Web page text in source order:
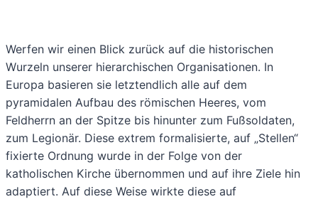
Werfen wir einen Blick zurück auf die historischen
Wurzeln unserer hierarchischen Organisationen. In
Europa basieren sie letztendlich alle auf dem
pyramidalen Aufbau des römischen Heeres, vom
Feldherrn an der Spitze bis hinunter zum Fußsoldaten,
zum Legionär. Diese extrem formalisierte, auf „Stellen“
fixierte Ordnung wurde in der Folge von der
katholischen Kirche übernommen und auf ihre Ziele hin
adaptiert. Auf diese Weise wirkte diese auf